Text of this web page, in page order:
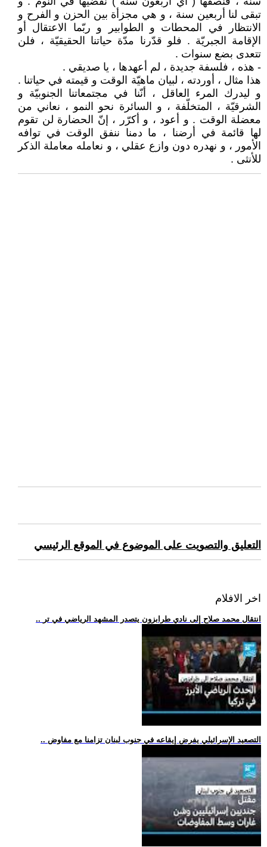
تبقى لنا أربعين سنة ، و هي مجزأة بين الحزن و الفرح و
الانتظار في المحطات و الطوابير و ربّما الاعتقال أو
الإقامة الجبريّة . فلو قدّرنا مدّة حياتنا الحقيقيّة ، فلن
تتعدى بضع سنوات .
- هذه ، فلسفة جديدة ، لم أعهدها ، يا صديقي .
هذا مثال ، أوردته ، لبيان ماهيّة الوقت و قيمته في حياتنا .
و ليدرك المرء العاقل ، أنّنا في مجتمعاتنا الجنوبيّة و
الشرقيّة ، المتخلّفة ، و السائرة نحو النمو ، نعاني من
معضلة الوقت . و أعود ، و أكرّر ، إنّ الحضارة لن تقوم
لها قائمة في أرضنا ، ما دمنا ننفق الوقت في توافه
الأمور ، و نهدره دون وازع عقلي ، و نعامله معاملة الذكر
للأنثى .
التعليق والتصويت على الموضوع في الموقع الرئيسي
اخر الافلام
.. انتقال محمد صلاح إلى نادي طرابزون يتصدر المشهد الرياضي في تر
.. التصعيد الإسرائيلي يفرض إيقاعه في جنوب لبنان تزامنا مع مفاوض